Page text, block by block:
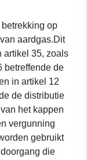
op
aardgas.Dit
artikel 35, zoals
betreffende de
in artikel 12
de distributie
het kappen
vergunning
gebruikt
die